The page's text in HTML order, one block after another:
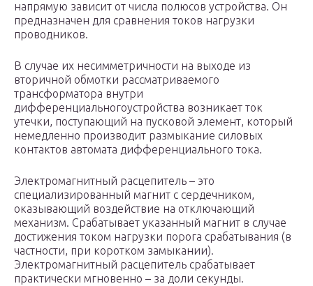
напрямую зависит от числа полюсов устройства. Он
предназначен для сравнения токов нагрузки
проводников.
В случае их несимметричности на выходе из
вторичной обмотки рассматриваемого
трансформатора внутри
дифференциальногоустройства возникает ток
утечки, поступающий на пусковой элемент, который
немедленно производит размыкание силовых
контактов автомата дифференциального тока.
Электромагнитный расцепитель – это
специализированный магнит с сердечником,
оказывающий воздействие на отключающий
механизм. Срабатывает указанный магнит в случае
достижения током нагрузки порога срабатывания (в
частности, при коротком замыкании).
Электромагнитный расцепитель срабатывает
практически мгновенно – за доли секунды.